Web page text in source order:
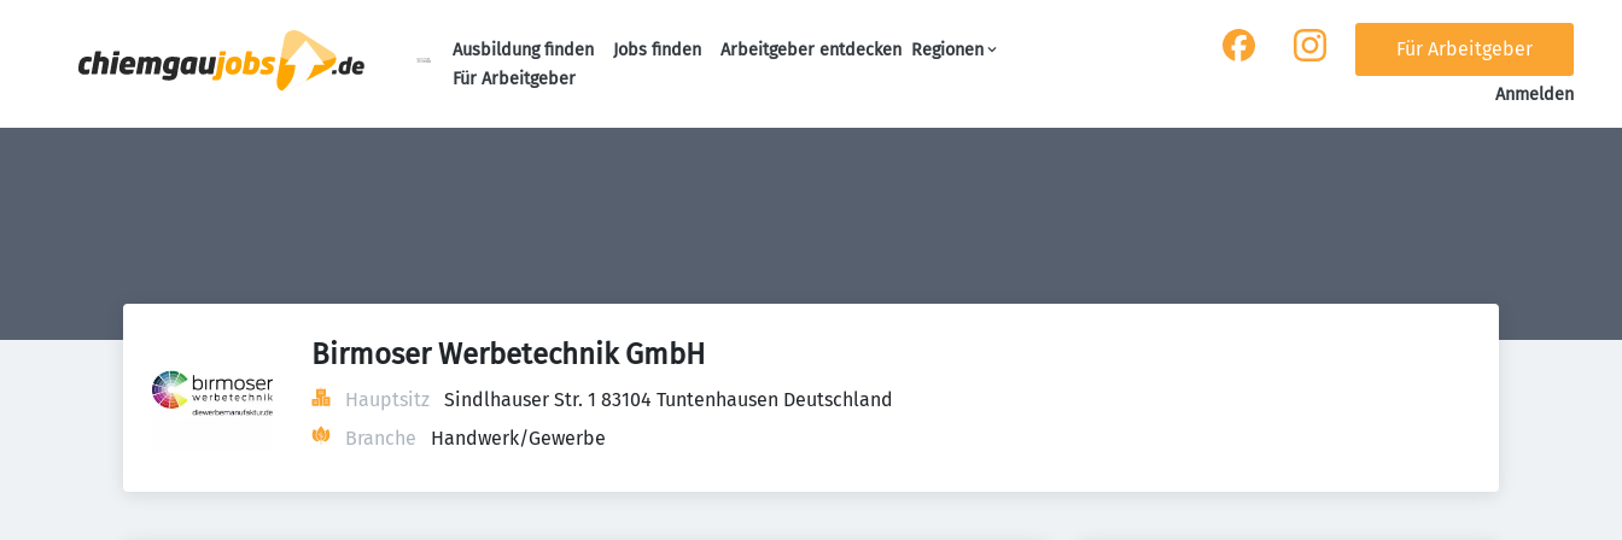
Ausbildung finden Jobs finden Arbeitgeber entdecken Regionen
Für Arbeitgeber
Für Arbeitgeber
Anmelden
Birmoser Werbetechnik GmbH
Hauptsitz
Sindlhauser Str. 1 83104 Tuntenhausen Deutschland
Branche
Handwerk/Gewerbe